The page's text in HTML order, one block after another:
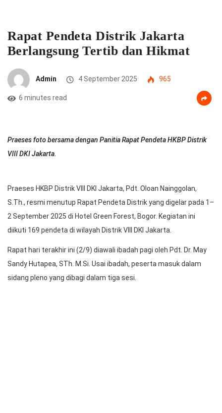
Rapat Pendeta Distrik Jakarta
Berlangsung Tertib dan Hikmat
Admin 4 September 2025 965
6 minutes read
Praeses foto bersama dengan Panitia Rapat Pendeta HKBP Distrik
VIII DKI Jakarta.